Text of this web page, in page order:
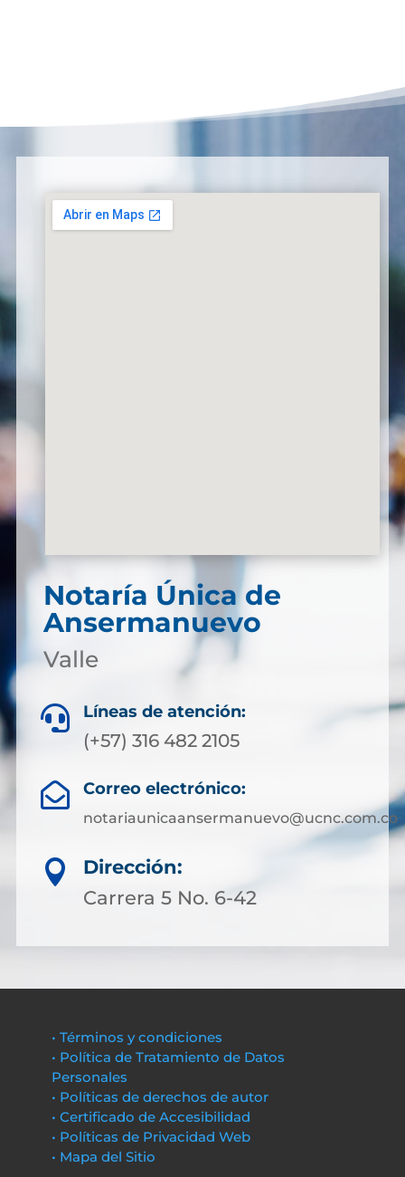
Notaría Única de
Ansermanuevo
Valle
 Líneas de atención:
(+57) 316 482 2105
 Correo electrónico:
notariaunicaansermanuevo@ucnc.com.co

Dirección:
Carrera 5 No. 6-42
• Términos y condiciones
• Política de Tratamiento de Datos
Personales
• Políticas de derechos de autor
• Certificado de Accesibilidad
• Políticas de Privacidad Web
• Mapa del Sitio